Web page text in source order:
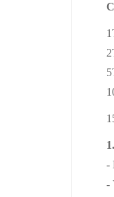
-
-